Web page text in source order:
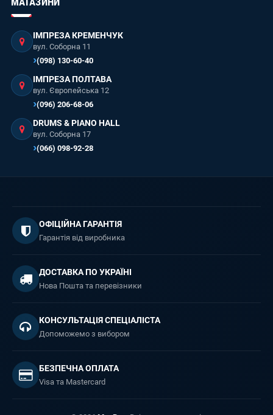
ІМПРЕЗА КРЕМЕНЧУК
вул. Соборна 11
(098) 130-60-40
ІМПРЕЗА ПОЛТАВА
вул. Європейська 12
(096) 206-68-06
DRUMS & PIANO HALL
вул. Соборна 17
(066) 098-92-28
ОФІЦІЙНА ГАРАНТІЯ
Гарантія від виробника
ДОСТАВКА ПО УКРАЇНІ
Нова Пошта та перевізники
КОНСУЛЬТАЦІЯ СПЕЦІАЛІСТА
Допоможемо з вибором
БЕЗПЕЧНА ОПЛАТА
Visa та Mastercard